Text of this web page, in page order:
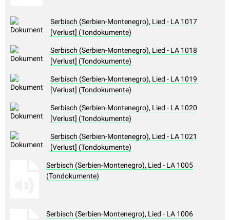
Serbisch (Serbien-Montenegro), Lied - LA 1017
[Verlust] (Tondokumente)
Serbisch (Serbien-Montenegro), Lied - LA 1018
[Verlust] (Tondokumente)
Serbisch (Serbien-Montenegro), Lied - LA 1019
[Verlust] (Tondokumente)
Serbisch (Serbien-Montenegro), Lied - LA 1020
[Verlust] (Tondokumente)
Serbisch (Serbien-Montenegro), Lied - LA 1021
[Verlust] (Tondokumente)
Serbisch (Serbien-Montenegro), Lied - LA 1005
(Tondokumente)
Serbisch (Serbien-Montenegro), Lied - LA 1006